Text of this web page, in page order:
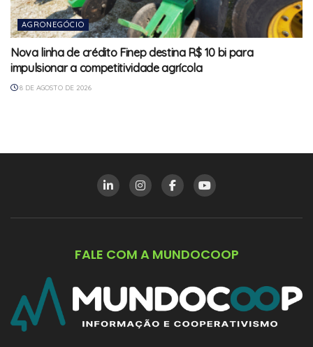
AGRONEGÓCIO
Nova linha de crédito Finep destina R$ 10 bi para
impulsionar a competitividade agrícola
8 DE AGOSTO DE 2026
FALE COM A MUNDOCOOP